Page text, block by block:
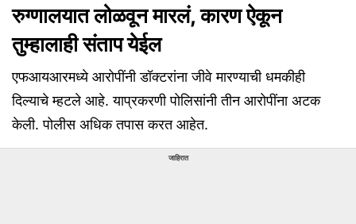
रुग्णालयात लोळवून मारलं, कारण ऐकून
तुम्हालाही संताप येईल
एफआयआरमध्ये आरोपींनी डॉक्टरांना जीवे मारण्याची धमकीही
दिल्याचे म्हटले आहे. याप्रकरणी पोलिसांनी तीन आरोपींना अटक
केली. पोलीस अधिक तपास करत आहेत.
जाहिरात